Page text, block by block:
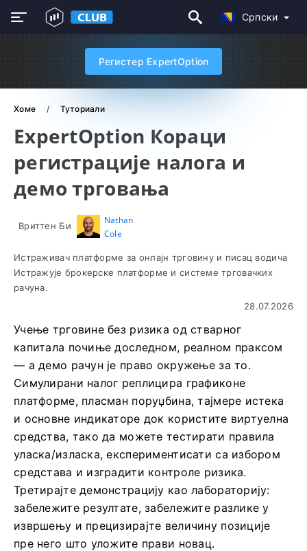
Српски
Регистер ExpertOption
Хоме Туториали
ExpertOption Кораци
регистрације налога и
демо трговања
Вриттен Би
Nathan
Cole
Истраживач платформе за онлајн трговину и писац водича
Истражује брокерске платформе и системе трговачких
рачуна.
28.07.2026
Учење трговине без ризика од стварног
капитала почиње доследном, реалном праксом
— а демо рачун је право окружење за то.
Симулирани налог реплицира графиконе
платформе, пласман поруџбина, тајмере истека
и основне индикаторе док користите виртуелна
средства, тако да можете тестирати правила
уласка/изласка, експериментисати са избором
средстава и изградити контроле ризика.
Третирајте демонстрацију као лабораторију:
забележите резултате, забележите разлике у
извршењу и прецизирајте величину позиције
пре него што уложите прави новац.